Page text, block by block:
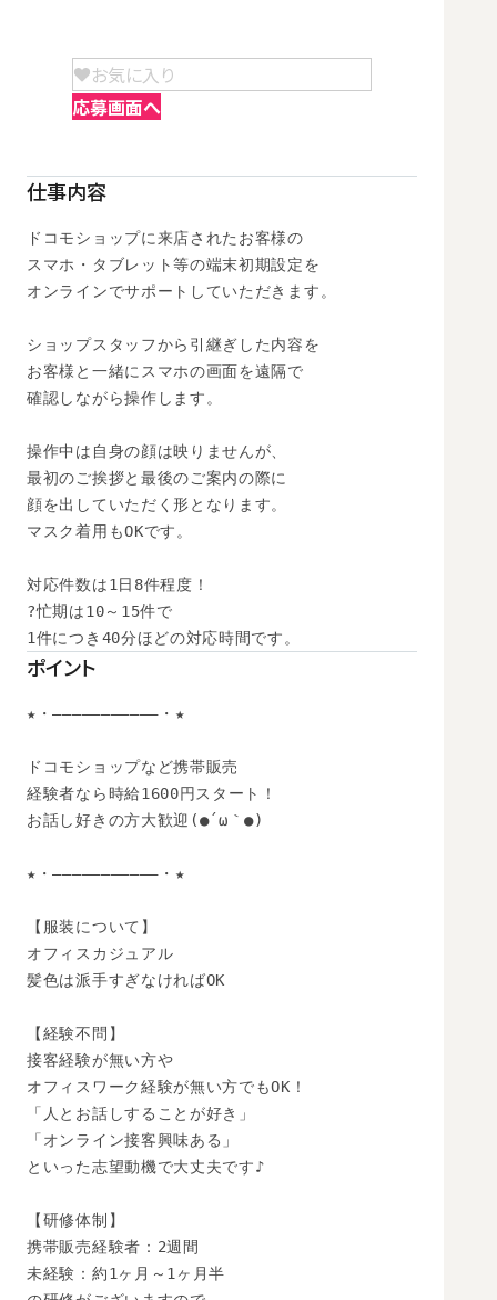
お気に入り
応募画面へ
仕事内容
ドコモショップに来店されたお客様の
スマホ・タブレット等の端末初期設定を
オンラインでサポートしていただきます。
ショップスタッフから引継ぎした内容を
お客様と一緒にスマホの画面を遠隔で
確認しながら操作します。
操作中は自身の顔は映りませんが、
最初のご挨拶と最後のご案内の際に
顔を出していただく形となります。
マスク着用もOKです。
対応件数は1日8件程度！
?忙期は10～15件で
1件につき40分ほどの対応時間です。
ポイント
★・―――――――――――・★
ドコモショップなど携帯販売
経験者なら時給1600円スタート！
お話し好きの方大歓迎(●´ω｀●)
★・―――――――――――・★
【服装について】
オフィスカジュアル
髪色は派手すぎなければOK
【経験不問】
接客経験が無い方や
オフィスワーク経験が無い方でもOK！
「人とお話しすることが好き」
「オンライン接客興味ある」
といった志望動機で大丈夫です♪
【研修体制】
携帯販売経験者：2週間
未経験：約1ヶ月～1ヶ月半